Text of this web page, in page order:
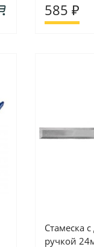
585 ₽
Стамеска
ручкой